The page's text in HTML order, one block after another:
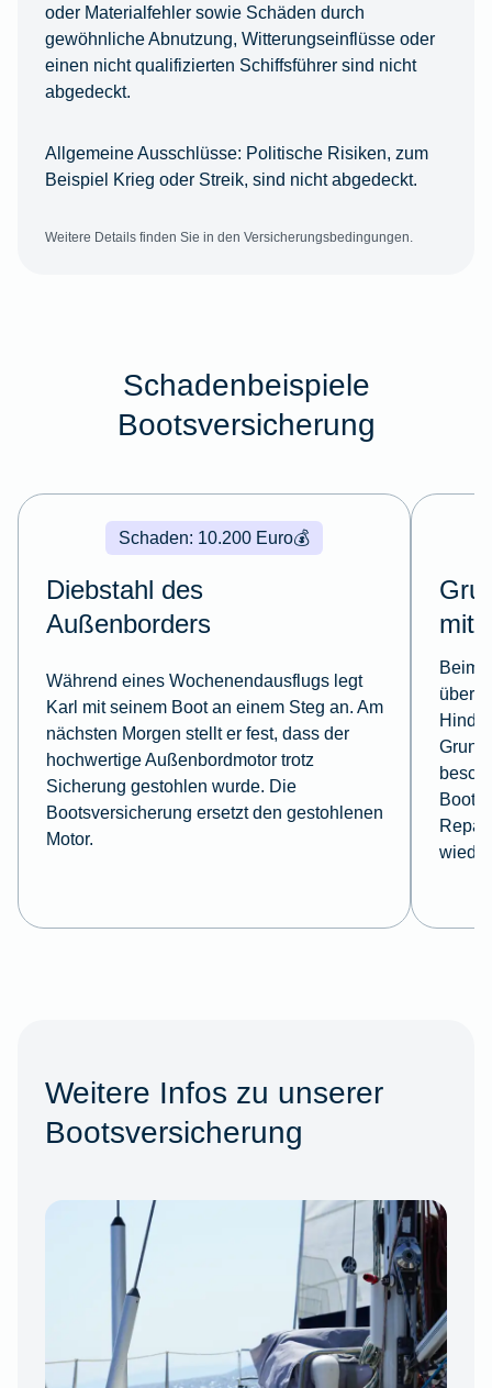
oder Materialfehler sowie Schäden durch
gewöhnliche Abnutzung, Witterungseinflüsse oder
einen nicht qualifizierten Schiffsführer sind nicht
abgedeckt.
Allgemeine Ausschlüsse: Politische Risiken, zum
Beispiel Krieg oder Streik, sind nicht abgedeckt.
Weitere Details finden Sie in den Versicherungsbedingungen.
Schadenbeispiele
Bootsversicherung
💰
Schaden: 10.200 Euro
Diebstahl des
Außenborders
Während eines Wochenendausflugs legt
Karl mit seinem Boot an einem Steg an. Am
nächsten Morgen stellt er fest, dass der
hochwertige Außenbordmotor trotz
Sicherung gestohlen wurde. Die
Bootsversicherung ersetzt den gestohlenen
Motor.
mit
Beim
Weitere Infos zu unserer
Bootsversicherung